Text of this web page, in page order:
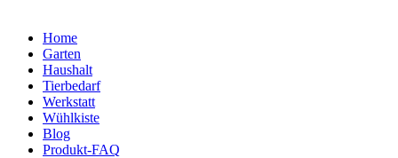
Home
Garten
Haushalt
Tierbedarf
Werkstatt
Wühlkiste
Blog
Produkt-FAQ